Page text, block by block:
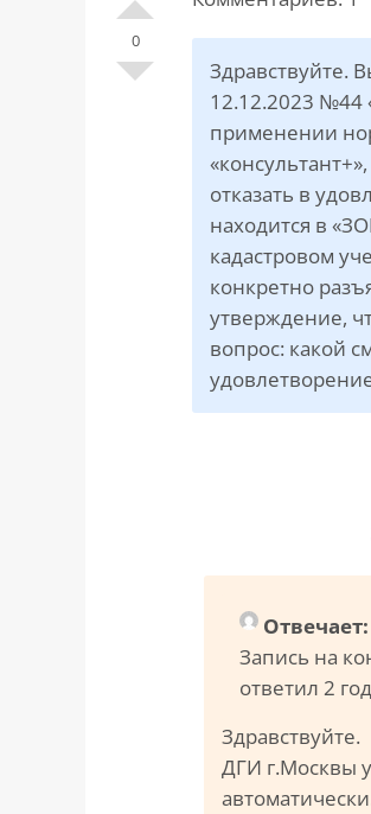
Контакты
г. Москва, ст. м. «Марксистская»,
Марксистская, д. 3, стр. 1
kmsud@yandex.ru
+7 (495) 642-27-02
+7 (936) 281-45-11
+7 (901) 511-80-52
0
Здравствуйте.
12.12.2023 №44
применении
отказать в
находится в
кадастровом
конкретно
утверждение,
вопрос: какой
Запись на
ответил 2
Здравствуйте.
ДГИ г.Москвы